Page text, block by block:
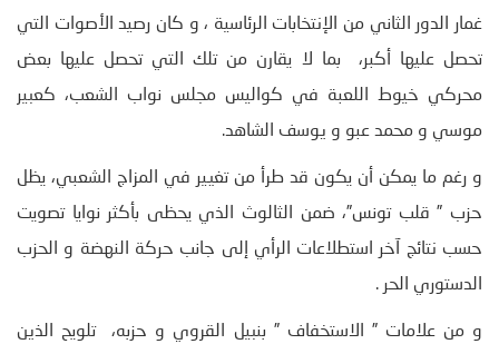
غمار الدور الثاني من الإنتخابات الرئاسية ، و كان رصيد الأصوات التي
تحصل عليها أكبر، بما لا يقارن من تلك التي تحصل عليها بعض
محركي خيوط اللعبة في كواليس مجلس نواب الشعب، كعبير
موسي و محمد عبو و يوسف الشاهد.
و رغم ما يمكن أن يكون قد طرأ من تغيير في المزاج الشعبي، يظل
حزب ” قلب تونس”، ضمن الثالوث الذي يحظى بأكثر نوايا تصويت
حسب نتائج آخر استطلاعات الرأي إلى جانب حركة النهضة و الحزب
الدستوري الحر .
و من علامات ” الاستخفاف ” بنبيل القروي و حزبه، تلويح الذين